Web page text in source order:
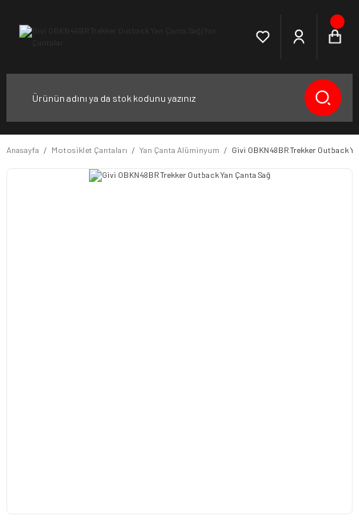
Anasayfa Motosiklet Çantaları Yan Çanta Alüminyum Givi OBKN48BR Trekker Outback